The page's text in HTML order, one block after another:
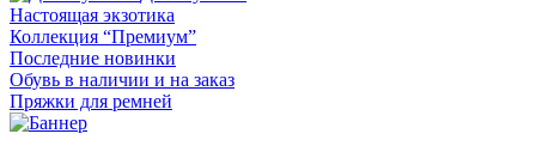
Настоящая экзотика
Коллекция “Премиум”
Последние новинки
Обувь в наличии и на заказ
Пряжки для ремней